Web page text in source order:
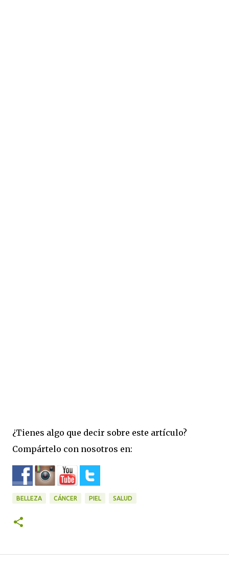
¿Tienes algo que decir sobre este artículo?
Compártelo con nosotros en:
BELLEZA CÁNCER PIEL SALUD